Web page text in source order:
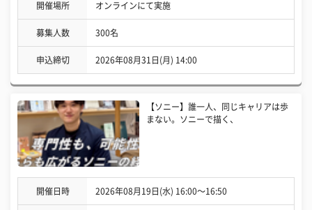
開催場所 オンラインにて実施
募集人数 300名
申込締切 2026年08月31日(月) 14:00
【ソニー】誰一人、同じキャリアは歩
まない。ソニーで描く、
開催日時 2026年08月19日(水) 16:00〜16:50